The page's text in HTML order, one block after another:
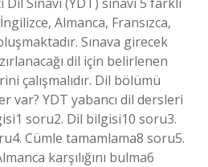
Almanca, Fransızca,
Sınava girecek
dil için belirlenen
çalışmalıdır. Dil bölümü
var? YDT yabancı dil dersleri
soru2. Dil bilgisi10 soru3.
Cümle tamamlama8 soru5.
karşılığını bulma6